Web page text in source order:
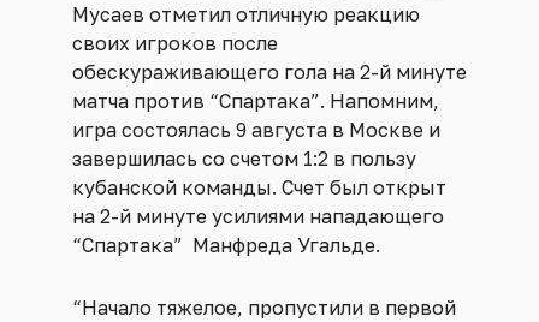
Мусаев отметил отличную реакцию
своих игроков после
обескураживающего гола на 2-й минуте
матча против “Спартака”. Напомним,
игра состоялась 9 августа в Москве и
завершилась со счетом 1:2 в пользу
кубанской команды. Счет был открыт
на 2-й минуте усилиями нападающего
“Спартака” Манфреда Угальде.
“Начало тяжелое, пропустили в первой